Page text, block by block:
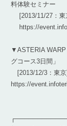
料体験セミナー
[2013/11/27：東
https://
▼ASTERIA WARP
グコース3日間」
[2013/12/3：東京]
https://